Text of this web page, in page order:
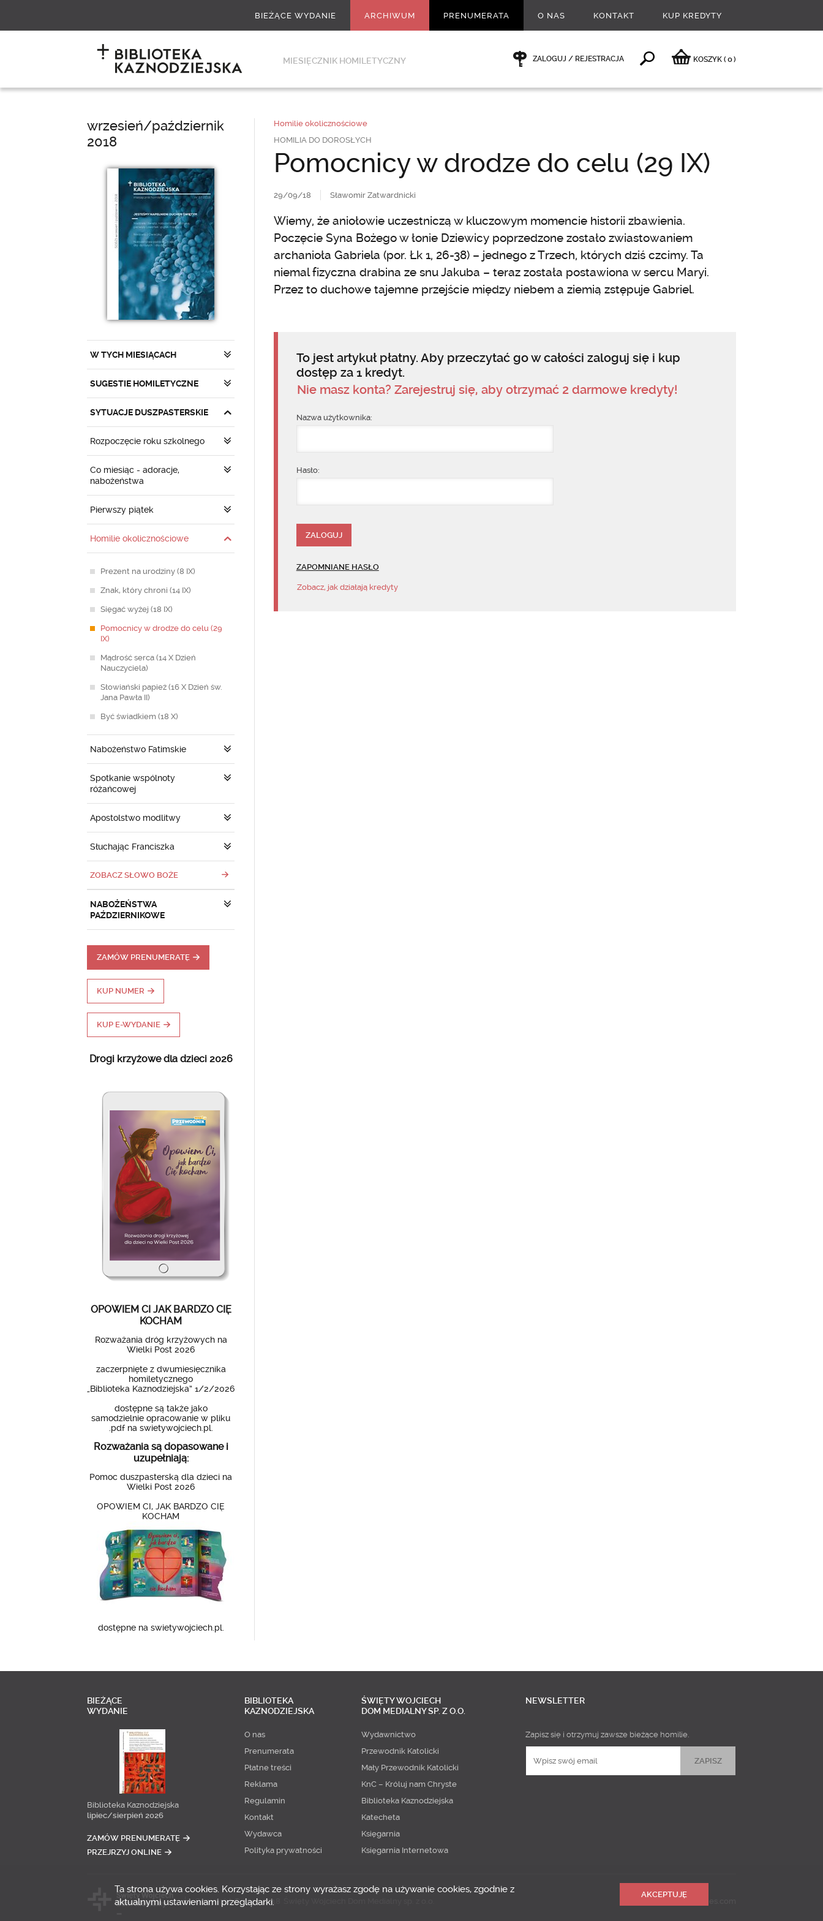
BIEŻĄCE WYDANIE ARCHIWUM PRENUMERATA O NAS KONTAKT KUP KREDYTY
MIESIĘCZNIK HOMILETYCZNY ZALOGUJ / REJESTRACJA KOSZYK ( 0)
wrzesień/październik
2018
W TYCH MIESIĄCACH
SUGESTIE HOMILETYCZNE
SYTUACJE DUSZPASTERSKIE
Rozpoczęcie roku szkolnego
Co miesiąc - adoracje,
nabożeństwa
Pierwszy piątek
Homilie okolicznościowe
Prezent na urodziny (8 IX)
Znak, który chroni (14 IX)
Sięgać wyżej (18 IX)
Pomocnicy w drodze do celu (29
IX)
Mądrość serca (14 X Dzień
Nauczyciela)
Słowiański papież (16 X Dzień św.
Jana Pawła II)
Być świadkiem (18 X)
Nabożeństwo Fatimskie
Spotkanie wspólnoty
różańcowej
Apostolstwo modlitwy
Słuchając Franciszka
ZOBACZ SŁOWO BOŻE
NABOŻEŃSTWA
PAŹDZIERNIKOWE
ZAMÓW PRENUMERATĘ
KUP NUMER
KUP E-WYDANIE
Drogi krzyżowe dla dzieci 2026
OPOWIEM CI JAK BARDZO CIĘ
KOCHAM
Rozważania dróg krzyżowych na
Wielki Post 2026
zaczerpnięte z dwumiesięcznika
homiletycznego
„Biblioteka Kaznodziejska” 1/2/2026
dostępne są także jako
samodzielnie opracowanie w pliku
.pdf na swietywojciech.pl.
Rozważania są dopasowane i
uzupełniają:
Pomoc duszpasterską dla dzieci na
Wielki Post 2026
OPOWIEM CI, JAK BARDZO CIĘ
KOCHAM
dostępne na swietywojciech.pl.
Homilie okolicznościowe
HOMILIA DO DOROSŁYCH
Pomocnicy w drodze do celu (29 IX)
29/09/18 Sławomir Zatwardnicki
Wiemy, że aniołowie uczestniczą w kluczowym momencie historii zbawienia.
Poczęcie Syna Bożego w łonie Dziewicy poprzedzone zostało zwiastowaniem
archanioła Gabriela (por. Łk 1, 26-38) – jednego z Trzech, których dziś czcimy. Ta
niemal fizyczna drabina ze snu Jakuba – teraz została postawiona w sercu Maryi.
Przez to duchowe tajemne przejście między niebem a ziemią zstępuje Gabriel.
To jest artykuł płatny. Aby przeczytać go w całości zaloguj się i kup
dostęp za 1 kredyt.
Nie masz konta? Zarejestruj się, aby otrzymać 2 darmowe kredyty!
Nazwa użytkownika:
Hasło:
ZAPOMNIANE HASŁO
Zobacz, jak działają kredyty
BIEŻĄCE
WYDANIE
Biblioteka Kaznodziejska
lipiec/sierpień 2026
ZAMÓW PRENUMERATĘ
PRZEJRZYJ ONLINE
BIBLIOTEKA
KAZNODZIEJSKA
O nas
Prenumerata
Płatne treści
Reklama
Regulamin
Kontakt
Wydawca
Polityka prywatności
ŚWIĘTY WOJCIECH
DOM MEDIALNY SP. Z O.O.
Wydawnictwo
Przewodnik Katolicki
Mały Przewodnik Katolicki
KnC – Króluj nam Chryste
Biblioteka Kaznodziejska
Katecheta
Księgarnia
Księgarnia Internetowa
NEWSLETTER
Zapisz się i otrzymuj zawsze bieżące homilie.
Copyright © 2014-2018 Predictes.com
Ta strona używa cookies. Korzystając ze strony wyrażasz zgodę na używanie cookies, zgodnie z
aktualnymi ustawieniami przeglądarki.
AKCEPTUJĘ